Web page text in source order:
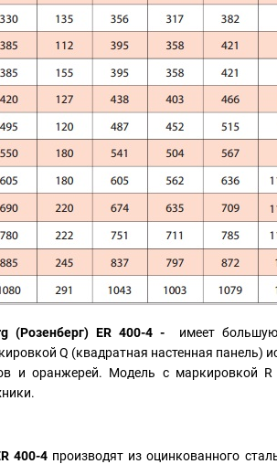
(Розенберг) ER 400-4 -
имеет
Q (квадратная настенная панель)
и оранжерей. Модель с маркировкой
400-4производят из оцинкованного